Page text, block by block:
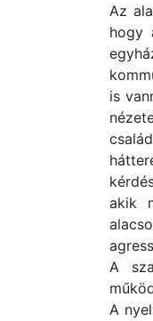
Az
hogy
is
akik
A
A